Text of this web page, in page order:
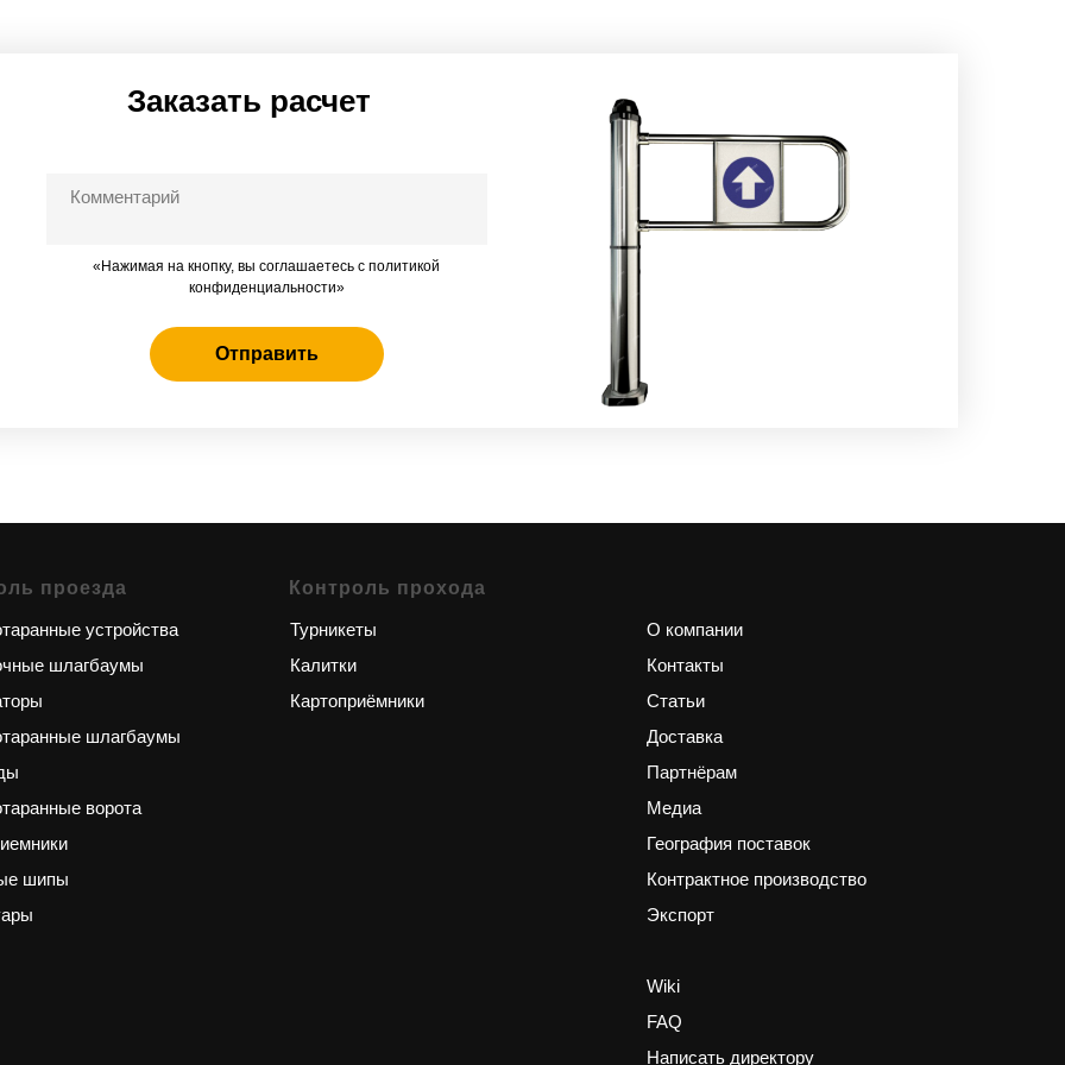
«Нажимая на кнопку, вы соглашаетесь c политикой
конфиденциальности»
Заказать расчет
Отправить
проезда
устройства
шлагбаумы
шлагбаумы
ворота
шипы
Контроль прохода
Турникеты
Калитки
Картоприёмники
О компании
Контакты
Статьи
Доставка
Партнёрам
Медиа
География поставок
Контрактное производство
Экспорт
Wiki
FAQ
Написать директору